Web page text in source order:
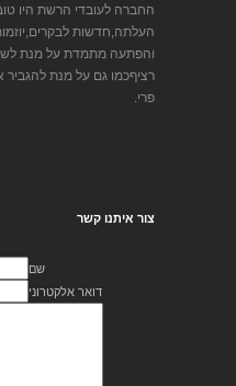
החברה לעובדי הרשת היו
העלתה,חדשות
והפתעה מתמדת על מנת
רציףכמו גם על מנת
פרי.
צור איתנו קשר
שם
דואר אלקטרוני